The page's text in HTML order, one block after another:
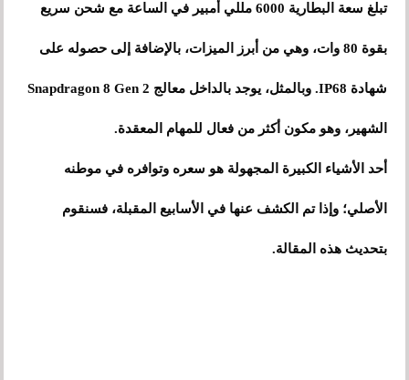
تبلغ سعة البطارية 6000 مللي أمبير في الساعة مع شحن سريع
بقوة 80 وات، وهي من أبرز الميزات، بالإضافة إلى حصوله على
شهادة IP68. وبالمثل، يوجد بالداخل معالج Snapdragon 8 Gen 2
الشهير، وهو مكون أكثر من فعال للمهام المعقدة.
أحد الأشياء الكبيرة المجهولة هو سعره وتوافره في موطنه
الأصلي؛ وإذا تم الكشف عنها في الأسابيع المقبلة، فسنقوم
بتحديث هذه المقالة.